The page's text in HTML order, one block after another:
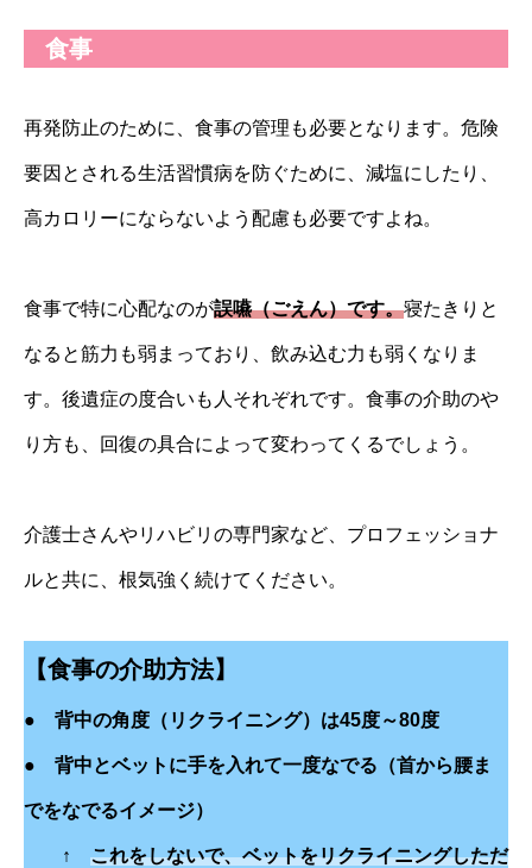
食事
再発防止のために、食事の管理も必要となります。危険
要因とされる生活習慣病を防ぐために、減塩にしたり、
高カロリーにならないよう配慮も必要ですよね。
食事で特に心配なのが誤嚥（ごえん）です。寝たきりと
なると筋力も弱まっており、飲み込む力も弱くなりま
す。後遺症の度合いも人それぞれです。食事の介助のや
り方も、回復の具合によって変わってくるでしょう。
介護士さんやリハビリの専門家など、プロフェッショナ
ルと共に、根気強く続けてください。
【食事の介助方法】
● 背中の角度（リクライニング）は45度～80度
● 背中とベットに手を入れて一度なでる（首から腰ま
でをなでるイメージ）
↑ これをしないで、ベットをリクライニングしただ